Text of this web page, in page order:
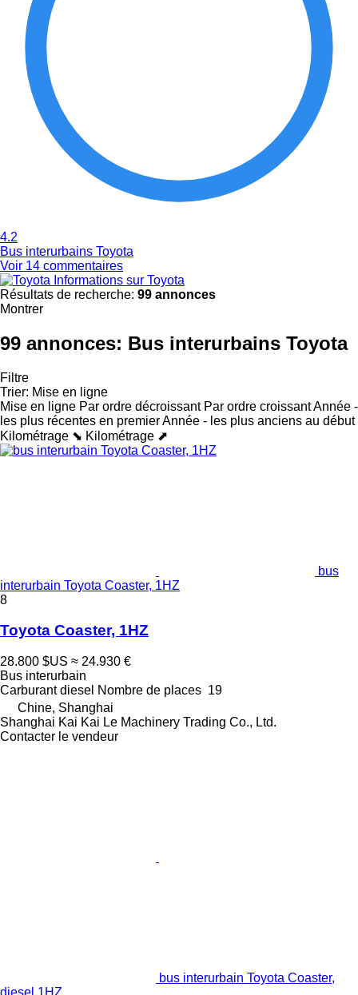
4.2
Bus interurbains Toyota
Voir 14 commentaires
Informations sur Toyota
Résultats de recherche: 99 annonces
Montrer
99 annonces: Bus interurbains Toyota
Filtre
Trier: Mise en ligne
Mise en ligne Par ordre décroissant Par ordre croissantAnnée -
les plus récentes en premierAnnée - les plus anciens au début
Kilométrage ⬊ Kilométrage ⬈
bus
interurbain Toyota Coaster, 1HZ
8
Toyota Coaster, 1HZ
28.800 $US ≈ 24.930 €
Bus interurbain
Carburant diesel Nombre de places 19
Chine, Shanghai
Shanghai Kai Kai Le Machinery Trading Co., Ltd.
Contacter le vendeur
bus interurbain Toyota Coaster,